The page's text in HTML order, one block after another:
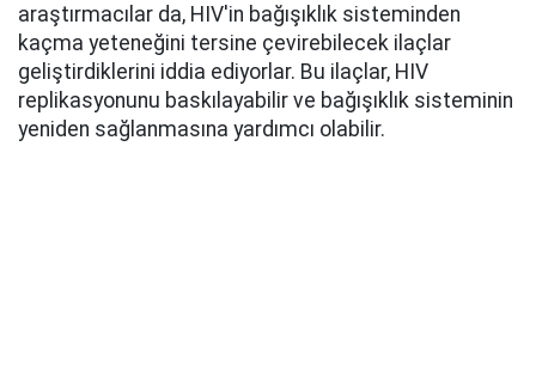
araştırmacılar da, HIV'in bağışıklık sisteminden
kaçma yeteneğini tersine çevirebilecek ilaçlar
geliştirdiklerini iddia ediyorlar. Bu ilaçlar, HIV
replikasyonunu baskılayabilir ve bağışıklık sisteminin
yeniden sağlanmasına yardımcı olabilir.